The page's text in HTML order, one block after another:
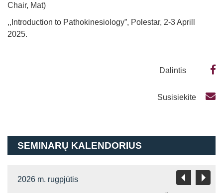
Chair, Mat)
,,Introduction to Pathokinesiology”, Polestar, 2-3 Aprill
2025.
Dalintis
Susisiekite
SEMINARŲ KALENDORIUS
2026 m. rugpjūtis